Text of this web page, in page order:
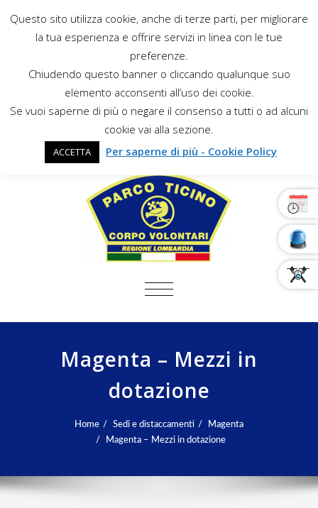
COMMUTA NAVIGAZIONE
Magenta – Mezzi in
dotazione
Home Sedi e distaccamenti
Magenta
Magenta – Mezzi in dotazione
Questo sito utilizza cookie, anche di terze parti, per migliorare
la tua esperienza e offrire servizi in linea con le tue
preferenze.
Chiudendo questo banner o cliccando qualunque suo
elemento acconsenti all’uso dei cookie.
Se vuoi saperne di più o negare il consenso a tutti o ad alcuni
cookie vai alla sezione.
ACCETTA Per saperne di più - Cookie Policy